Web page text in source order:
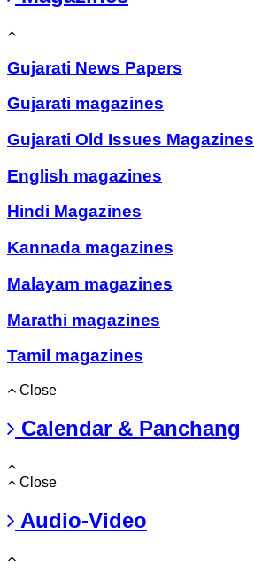
Gujarati News Papers
Gujarati magazines
Gujarati Old Issues Magazines
English magazines
Hindi Magazines
Kannada magazines
Malayam magazines
Marathi magazines
Tamil magazines
Close
Calendar & Panchang
Close
Audio-Video